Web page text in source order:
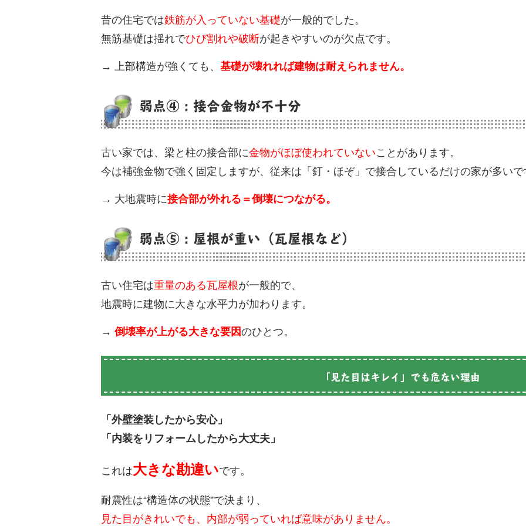
昔の住宅では鉄筋が入っていない基礎が一般的でした。
無筋基礎は揺れでひび割れや破断が起きやすいのが欠点です。
→ 上部構造が強くても、 基礎が壊れれば建物は耐えられません。
弱点④：接合金物が不十分
古い家では、梁と柱の接合部に金物がほぼ使われていないことがあります。
今は補強金物で強く固定しますが、従来は「釘・ほぞ」で接合しているだけの家が多いで
→ 大地震時に接合部が外れる＝倒壊につながる。
弱点⑤：屋根が重い（瓦屋根など）
古い住宅は重量のある瓦屋根が一般的で、
地震時に建物に大きな水平力が加わります。
→ 倒壊率が上がる大きな要因のひとつ。
「見た目はキレイ」でも危ない理由
「外壁塗装したから安心」
「内装をリフォームしたから大丈夫」
これは大きな勘違いです。
耐震性は“構造体の状態”で決まり、
見た目がきれいでも、内部が弱っていれば意味がありません。